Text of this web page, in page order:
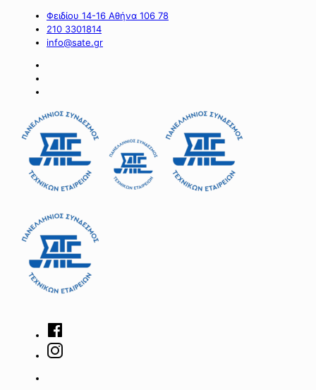
Φειδίου 14-16 Αθήνα 106 78
210 3301814
info@sate.gr